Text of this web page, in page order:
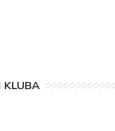
KLUBA